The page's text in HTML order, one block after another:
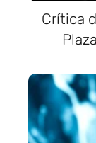
Crítica